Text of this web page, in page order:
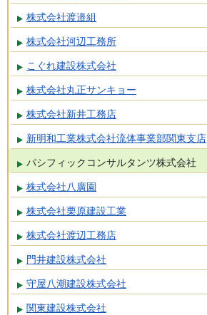
株式会社渡邉組
株式会社河辺工務所
こぐれ建設株式会社
株式会社丸正サンキョー
株式会社新井工務店
新明和工業株式会社流体事業部関東支店
パシフィックコンサルタンツ株式会社
株式会社八廣園
株式会社栗原建設工業
株式会社渡辺工務店
門井建設株式会社
守屋八潮建設株式会社
関東建設株式会社